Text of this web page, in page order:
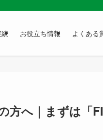
お役立ち情報 よくある
方へ｜まずは「